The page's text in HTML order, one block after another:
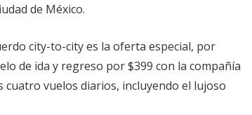
de México.
city-to-city es la oferta especial, por
de ida y regreso por $399 con la compañía
cuatro vuelos diarios, incluyendo el lujoso